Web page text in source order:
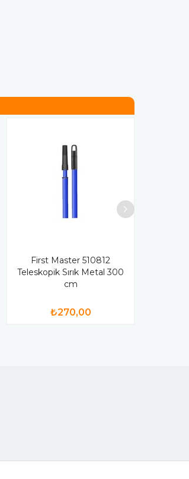
First Master 510812
Teleskopik Sırık Metal 300
cm
₺270,00